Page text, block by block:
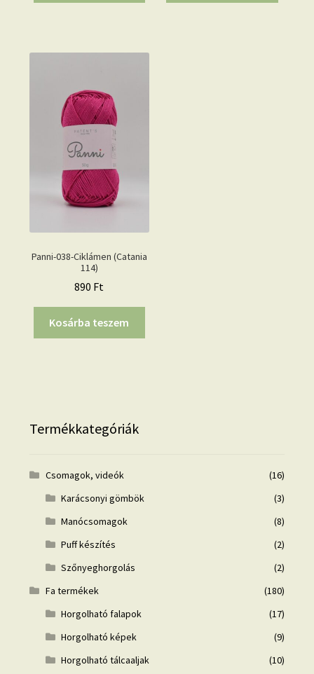
Panni-038-Ciklámen (Catania
114)
890 Ft
Kosárba teszem
Termékkategóriák
Csomagok, videók
(16)
Karácsonyi gömbök
(3)
Manócsomagok
(8)
Puff készítés
(2)
Szőnyeghorgolás
(2)
Fa termékek
(180)
Horgolható falapok
(17)
Horgolható képek
(9)
Horgolható tálcaaljak
(10)